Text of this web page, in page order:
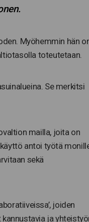
Myöhemmin hän
toteutetaan.
Se merkitsi
mailla, joita on
antoi työtä
sekä
joiden
ja